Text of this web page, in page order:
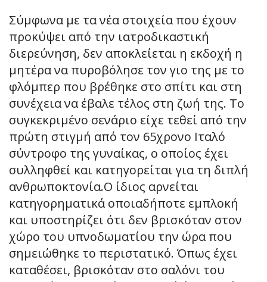
Σύμφωνα με τα νέα στοιχεία που έχουν
προκύψει από την ιατροδικαστική
διερεύνηση, δεν αποκλείεται η εκδοχή η
μητέρα να πυροβόλησε τον γιο της με το
φλόμπερ που βρέθηκε στο σπίτι και στη
συνέχεια να έβαλε τέλος στη ζωή της. Το
συγκεκριμένο σενάριο είχε τεθεί από την
πρώτη στιγμή από τον 65χρονο Ιταλό
σύντροφο της γυναίκας, ο οποίος έχει
συλληφθεί και κατηγορείται για τη διπλή
ανθρωποκτονία.Ο ίδιος αρνείται
κατηγορηματικά οποιαδήποτε εμπλοκή
και υποστηρίζει ότι δεν βρισκόταν στον
χώρο του υπνοδωματίου την ώρα που
σημειώθηκε το περιστατικό. Όπως έχει
καταθέσει, βρισκόταν στο σαλόνι του